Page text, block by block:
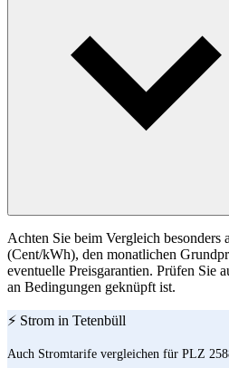
Achten Sie beim Vergleich besonders
(Cent/kWh), den monatlichen
eventuelle Preisgarantien. Prüfen Sie
an Bedingungen geknüpft ist.
⚡ Strom in Tetenbüll
Auch Stromtarife vergleichen für PLZ